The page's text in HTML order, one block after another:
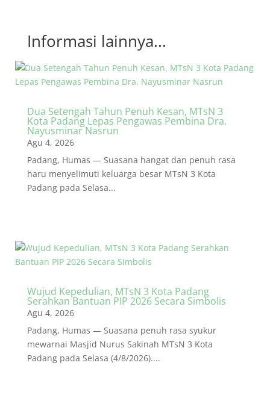
Informasi lainnya...
Dua Setengah Tahun Penuh Kesan, MTsN 3
Kota Padang Lepas Pengawas Pembina Dra.
Nayusminar Nasrun
Agu 4, 2026
Padang, Humas — Suasana hangat dan penuh rasa
haru menyelimuti keluarga besar MTsN 3 Kota
Padang pada Selasa...
Wujud Kepedulian, MTsN 3 Kota Padang
Serahkan Bantuan PIP 2026 Secara Simbolis
Agu 4, 2026
Padang, Humas — Suasana penuh rasa syukur
mewarnai Masjid Nurus Sakinah MTsN 3 Kota
Padang pada Selasa (4/8/2026)....